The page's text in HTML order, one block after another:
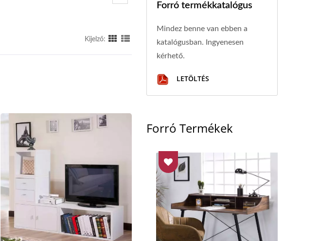
Kijelző:
Forró termékkatalógus
Mindez benne van ebben a
katalógusban. Ingyenesen
kérhető.
LETÖLTÉS
Forró Termékek